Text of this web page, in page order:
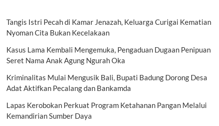
Tangis Istri Pecah di Kamar Jenazah, Keluarga Curigai Kematian
Nyoman Cita Bukan Kecelakaan
Kasus Lama Kembali Mengemuka, Pengaduan Dugaan Penipuan
Seret Nama Anak Agung Ngurah Oka
Kriminalitas Mulai Mengusik Bali, Bupati Badung Dorong Desa
Adat Aktifkan Pecalang dan Bankamda
Lapas Kerobokan Perkuat Program Ketahanan Pangan Melalui
Kemandirian Sumber Daya